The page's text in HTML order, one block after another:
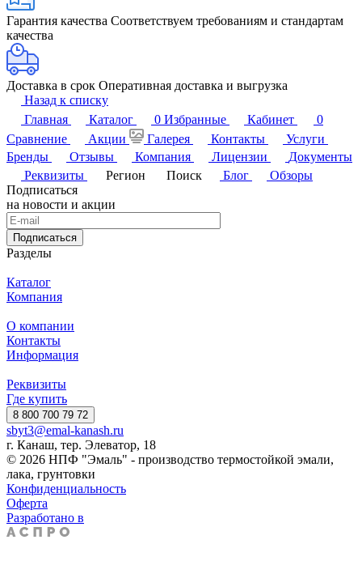
Гарантия качества Соответствуем требованиям и стандартам
качества
Доставка в срок Оперативная доставка и выгрузка
Назад к списку
Главная
Каталог 0 Избранные Кабинет
0
Сравнение
Акции Галерея Контакты
Услуги
Бренды
Отзывы Компания Лицензии
Документы
Реквизиты
Регион Поиск Блог
Обзоры
Подписаться
на новости и акции
Подписаться
Разделы
Каталог
Компания
О компании
Контакты
Информация
Реквизиты
Где купить
8 800 700 79 72
sbyt3@emal-kanash.ru
г. Канаш, тер. Элеватор, 18
© 2026 НПФ "Эмаль" - производство термостойкой эмали,
лака, грунтовки
Конфиденциальность
Оферта
Разработано в